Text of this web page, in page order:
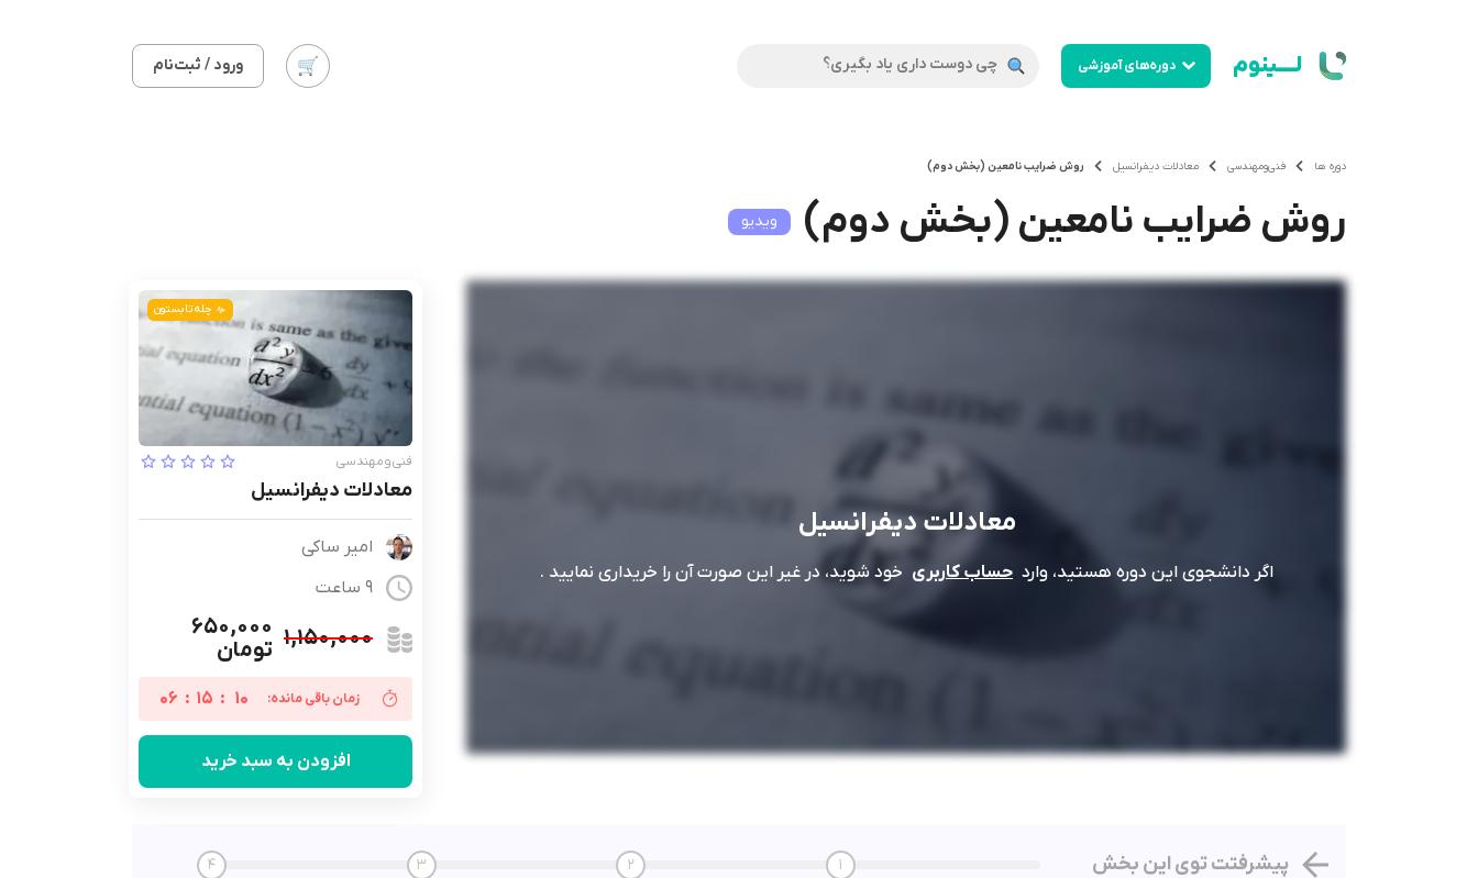
لــــینوم دوره‌های آموزشی ورود / ثبت‌نام
دوره ها فنی‌ومهندسی معادلات دیفرانسیل روش ضرایب نامعین (بخش دوم)
روش ضرایب نامعین (بخش دوم) ویدیو
معادلات دیفرانسیل
اگر دانشجوی این دوره هستید، وارد حساب کاربری خود شوید، در غیر این صورت آن را خریداری نمایید .
چله تابستون
فنی‌ومهندسی
معادلات دیفرانسیل
امیر ساکی
9 ساعت
۱,۱۵۰,۰۰۰ ۶۵۰,۰۰۰
تومان
زمان باقی مانده: 10
:
15
:
06
افزودن به سبد خرید
پیشرفتت توی این بخش 1
2
3
4